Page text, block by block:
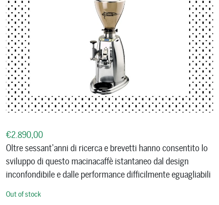
€2.890,00
Oltre sessant’anni di ricerca e brevetti hanno consentito lo
sviluppo di questo macinacaffè istantaneo dal design
inconfondibile e dalle performance difficilmente eguagliabili
Out of stock